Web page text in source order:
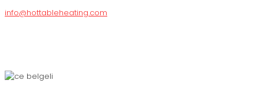
info@hottableheating.com